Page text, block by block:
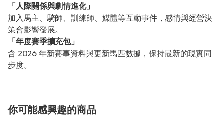
「人際關係與劇情進化」
加入馬主、騎師、訓練師、媒體等互動事件，感情與經營決
策會影響發展。
「年度賽季擴充包」
含 2026 年新賽事資料與更新馬匹數據，保持最新的現實同
步度。
你可能感興趣的商品